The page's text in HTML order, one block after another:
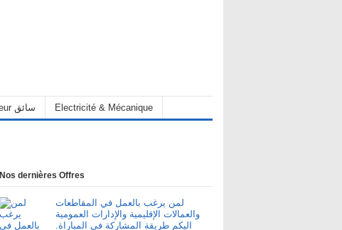
Chauffeur سائق Electricité & Mécanique
Nos dernières Offres
لمن يرغب بالعمل في المقاطعات
والعمالات الإقليمية والإدارات العمومية
اليكم طريقة المشاركة في المباراة.